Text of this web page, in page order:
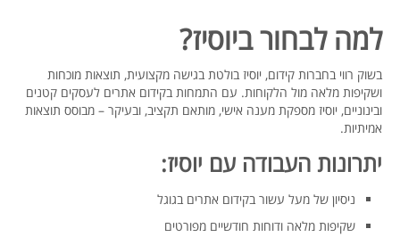
למה לבחור ביוסיז?
בשוק רווי בחברות קידום, יוסיז בולטת בגישה מקצועית, תוצאות מוכחות
ושקיפות מלאה מול הלקוחות. עם התמחות בקידום אתרים לעסקים קטנים
ובינוניים, יוסיז מספקת מענה אישי, מותאם תקציב, ובעיקר – מבוסס תוצאות
אמיתיות.
יתרונות העבודה עם יוסיז:
ניסיון של מעל עשור בקידום אתרים בגוגל
שקיפות מלאה ודוחות חודשיים מפורטים